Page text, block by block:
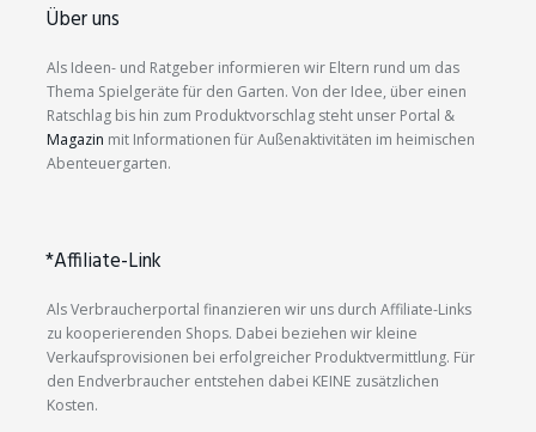
Über uns
Als Ideen- und Ratgeber informieren wir Eltern rund um das
Thema Spielgeräte für den Garten. Von der Idee, über einen
Ratschlag bis hin zum Produktvorschlag steht unser Portal &
Magazin mit Informationen für Außenaktivitäten im heimischen
Abenteuergarten.
*Affiliate-Link
Als Verbraucherportal finanzieren wir uns durch Affiliate-Links
zu kooperierenden Shops. Dabei beziehen wir kleine
Verkaufsprovisionen bei erfolgreicher Produktvermittlung. Für
den Endverbraucher entstehen dabei KEINE zusätzlichen
Kosten.